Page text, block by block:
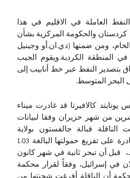
العاملة في الاقليم في هذا
كردستان والحكومة المركزية بشأن
ومن ضمنها (دي.ان.أو وجينيل
في المنطقة الكردية.ويقوم الجيب
بتصدير النفط عبر خط أنابيب إلى
البحر المتوسط.
كالافيرتا قد غادرت ميناء
من شهر حزيران وفقا لبيانات
قبالة جالفستون بولاية
تكساس، وظلت غير قادرة على تفريغ حمولتها البالغة 1.03
قبل أن تبحر ثانية في شهر كانون
في إسرائيل، وفقاً لقرار محكمة